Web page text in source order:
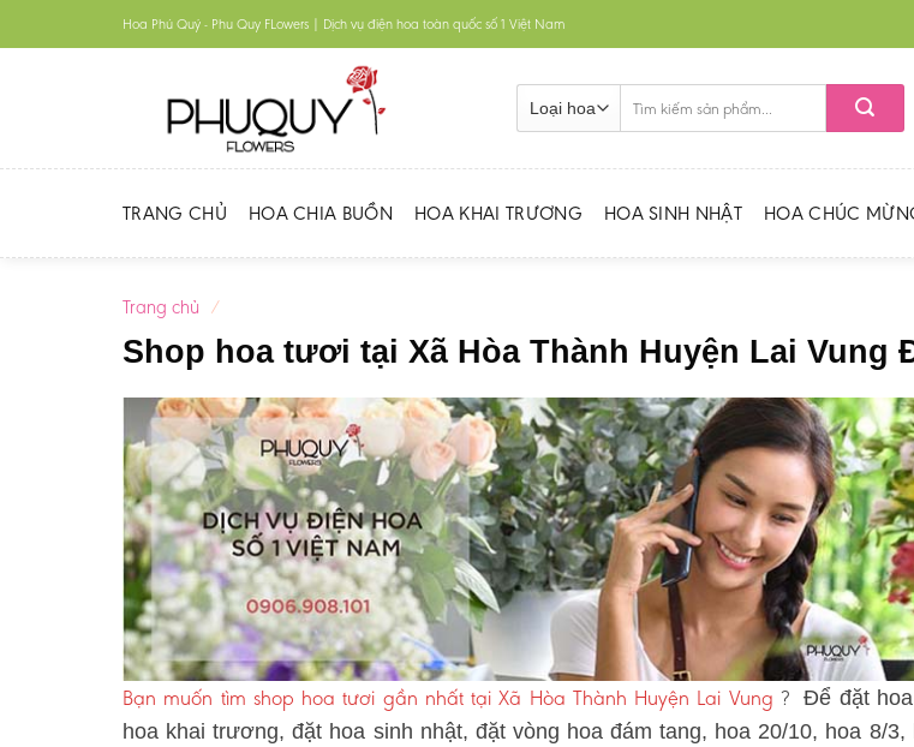
to
Hoa Phú Quý - Phu Quy FLowers | Dịch vụ điện hoa toàn quốc số 1 Việt Nam
kiếm:
TRANG CHỦ HOA CHIA BUỒN HOA KHAI TRƯƠNG HOA SINH NHẬT HOA CHÚC
Trang chủ /
Shop hoa tươi tại Xã Hòa Thành Huyện Lai Vung
Bạn muốn tìm shop hoa tươi gần nhất tại Xã Hòa Thành Huyện Lai Vung ?Để đặt hoa
hoa khai trương, đặt hoa sinh nhật, đặt vòng hoa đám tang, hoa 20/10, hoa 8/